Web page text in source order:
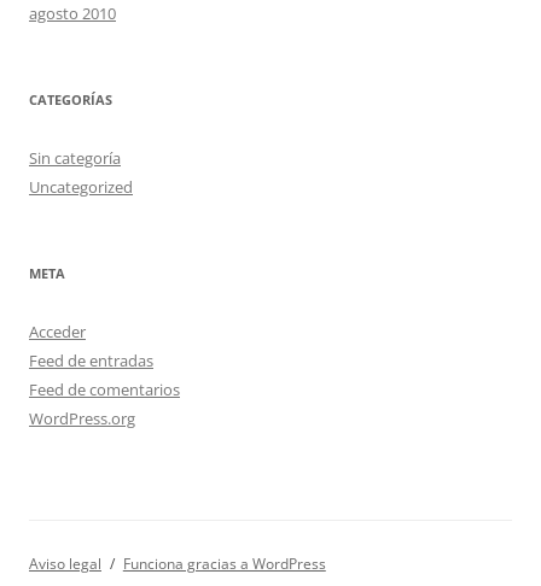
agosto 2010
CATEGORÍAS
Sin categoría
Uncategorized
META
Acceder
Feed de entradas
Feed de comentarios
WordPress.org
Aviso legal Funciona gracias a WordPress